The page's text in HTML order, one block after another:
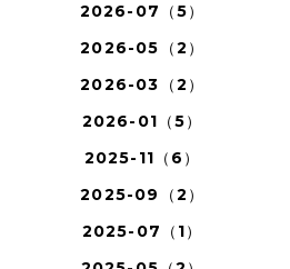
2026-07（5）
2026-05（2）
2026-03（2）
2026-01（5）
2025-11（6）
2025-09（2）
2025-07（1）